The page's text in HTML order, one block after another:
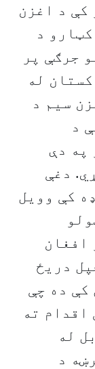
کې د اغزن
د
جرګې پر
له
سيم د
د
په دې
دغې
کې وويل
افغان
دريځ
کې ده چې
اقدام ته
له
د